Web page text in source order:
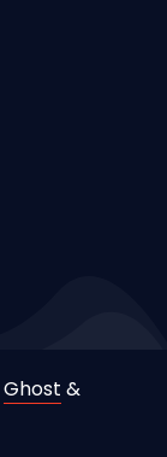
Ghost &